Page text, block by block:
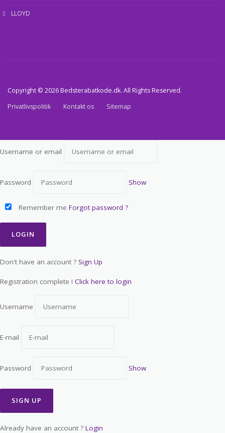
LLOYD
Copyright © 2026 Bedsterabatkode.dk. All Rights Reserved.
Privatlivspolitik
Kontakt os Sitemap
Username or email
Password Show
Remember me Forgot password ?
Don't have an account ? Sign Up
Registration complete ! Click here to login
Username
E-mail
Password Show
Already have an account ? Login